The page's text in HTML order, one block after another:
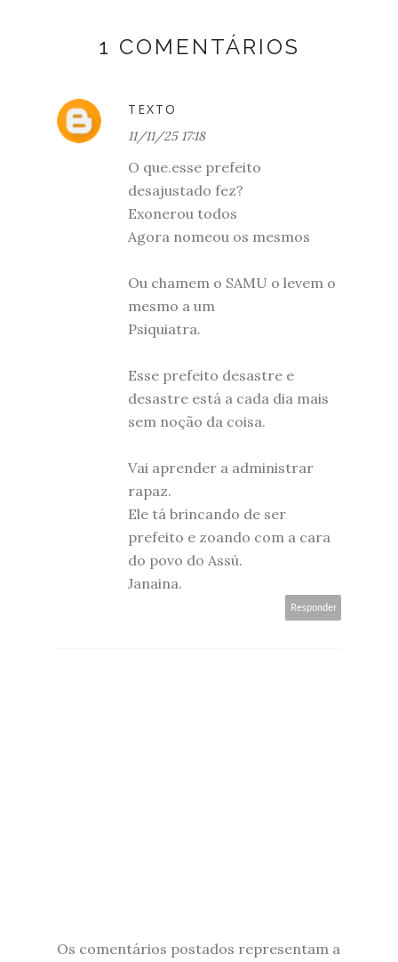
1 COMENTÁRIOS
TEXTO
11/11/25 17:18
O que.esse prefeito
desajustado fez?
Exonerou todos
Agora nomeou os mesmos
Ou chamem o SAMU o levem o
mesmo a um
Psiquiatra.
Esse prefeito desastre e
desastre está a cada dia mais
sem noção da coisa.
Vai aprender a administrar
rapaz.
Ele tá brincando de ser
prefeito e zoando com a cara
do povo do Assú.
Janaina.
Responder
Os comentários postados representam a